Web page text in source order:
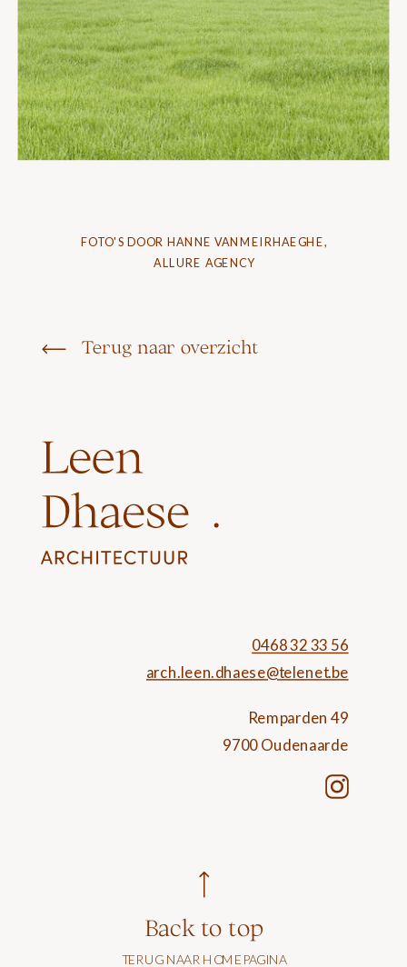
FOTO'S DOOR HANNE VANMEIRHAEGHE,
ALLURE AGENCY
Terug naar overzicht
0468 32 33 56
arch.leen.dhaese@telenet.be
Remparden 49
9700 Oudenaarde
Back to top
TERUG NAAR HOMEPAGINA